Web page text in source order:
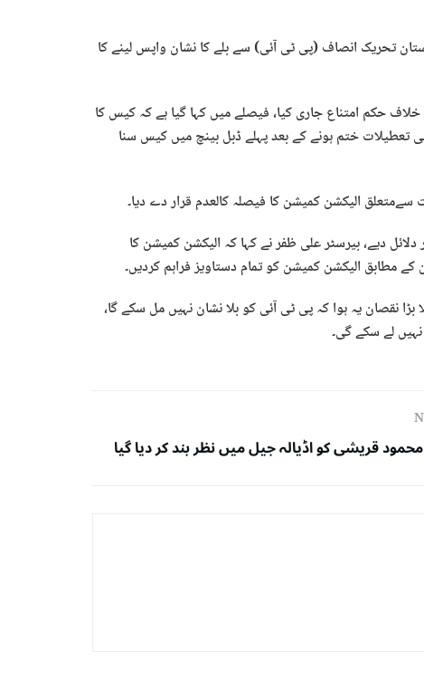
تحریک انصاف (پی ٹی آئی) سے بلے کا نشان واپس لینے کا
حکم امتناع جاری کیا، فیصلے میں کہا گیا ہے کہ کیس کا
تعطیلات ختم ہونے کے بعد پہلے ڈبل بینچ میں کیس سنا
الیکشن کمیشن کا فیصلہ کالعدم قرار دے دیا۔
دیے، بیرسٹر علی ظفر نے کہا کہ الیکشن کمیشن کا
کے مطابق الیکشن کمیشن کو تمام دستاویز فراہم کردیں۔
نقصان یہ ہوا کہ پی ٹی آئی کو بلا نشان نہیں مل سکے گا،
قریشی کو اڈیالہ جیل میں نظر بند کر دیا گیا